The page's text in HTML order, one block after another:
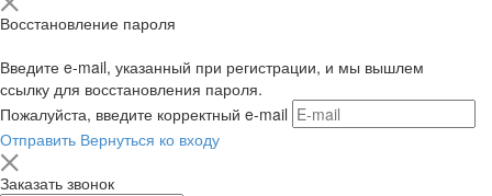
Восстановление пароля
Введите e-mail, указанный при регистрации, и мы вышлем
ссылку для восстановления пароля.
Пожалуйста, введите корректный e-mail
Отправить Вернуться ко входу
Заказать звонок